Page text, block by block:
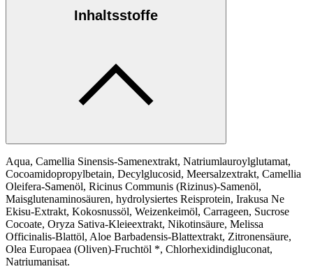
Inhaltsstoffe
Aqua, Camellia Sinensis-Samenextrakt, Natriumlauroylglutamat,
Cocoamidopropylbetain, Decylglucosid, Meersalzextrakt, Camellia
Oleifera-Samenöl, Ricinus Communis (Rizinus)-Samenöl,
Maisglutenaminosäuren, hydrolysiertes Reisprotein, Irakusa Ne
Ekisu-Extrakt, Kokosnussöl, Weizenkeimöl, Carrageen, Sucrose
Cocoate, Oryza Sativa-Kleieextrakt, Nikotinsäure, Melissa
Officinalis-Blattöl, Aloe Barbadensis-Blattextrakt, Zitronensäure,
Olea Europaea (Oliven)-Fruchtöl *, Chlorhexidindigluconat,
Natriumanisat.